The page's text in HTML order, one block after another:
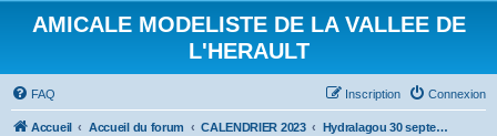
AMICALE MODELISTE DE LA VALLEE DE
L'HERAULT
FAQ Connexion
Inscription
Accueil Accueil du forum CALENDRIER 2023 Hydralagou 30 septembre et 1 octobre 2023